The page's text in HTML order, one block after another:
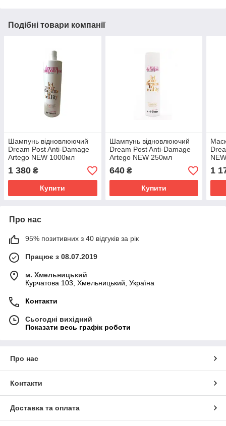
Подібні товари компанії
Шампунь відновлюючий
Dream Post Anti-Damage
Artego NEW 1000мл
1 380 ₴
Купити
Шампунь відновлюючий
Dream Post Anti-Damage
Artego NEW 250мл
640₴
Купити
1
Про нас
95% позитивних з 40 відгуків за рік
Працює з 08.07.2019
м. Хмельницький
Курчатова 103, Хмельницький, Україна
Контакти
Сьогодні вихідний
Показати весь графік роботи
Про нас
Контакти
Доставка та оплата